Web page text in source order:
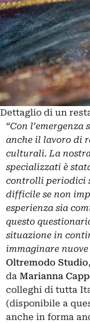
Dettaglio di un
“Con
anche il lavoro di
culturali. La
specializzati è
controlli periodici
difficile se non
esperienza sia
questo
situazione in
immaginare
Oltremodo Studio
da Marianna
colleghi di tutta
(disponibile a
anche in forma